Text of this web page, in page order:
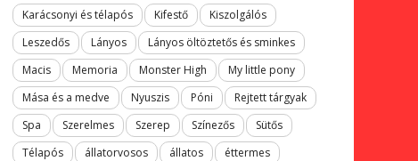
Karácsonyi és télapós
Kifestő
Kiszolgálós
Leszedős
Lányos
Lányos öltöztetős és sminkes
Macis
Memoria Monster High
My little pony
Mása és a medve
Nyuszis Póni
Rejtett tárgyak
Spa
Szerelmes Szerep Színezős
Sütős
Télapós
állatorvosos állatos
éttermes